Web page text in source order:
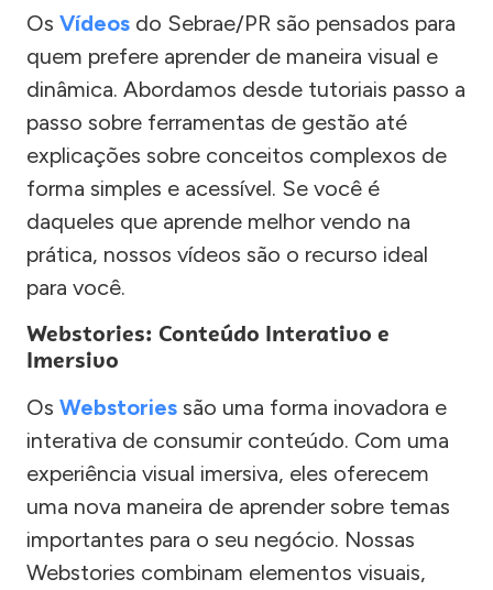
Os Vídeos do Sebrae/PR são pensados para
quem prefere aprender de maneira visual e
dinâmica. Abordamos desde tutoriais passo a
passo sobre ferramentas de gestão até
explicações sobre conceitos complexos de
forma simples e acessível. Se você é
daqueles que aprende melhor vendo na
prática, nossos vídeos são o recurso ideal
para você.
Webstories: Conteúdo Interativo e
Imersivo
Os Webstories são uma forma inovadora e
interativa de consumir conteúdo. Com uma
experiência visual imersiva, eles oferecem
uma nova maneira de aprender sobre temas
importantes para o seu negócio. Nossas
Webstories combinam elementos visuais,